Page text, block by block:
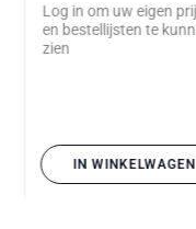
Log in om uw eigen
en bestellijsten te
zien
IN WINKELWAGEN